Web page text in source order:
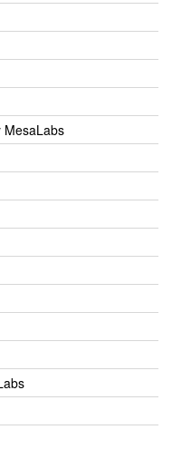
MesaLabs